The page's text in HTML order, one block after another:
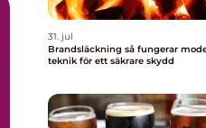
31. jul
Brandsläckning så fungerar modern
teknik för ett säkrare skydd